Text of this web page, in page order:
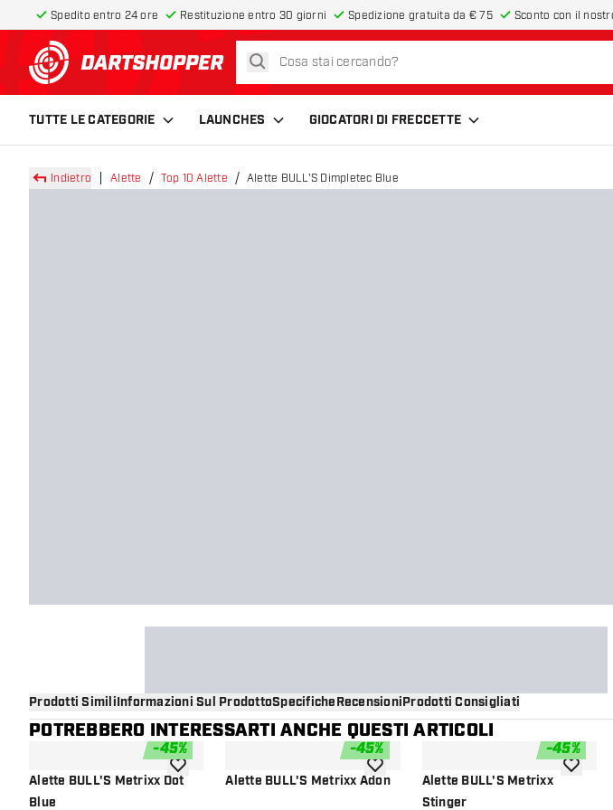
Spedito entro 24 ore Restituzione entro 30 giorni Spedizione gratuita da € 75 Sconto con il
torna alla home page
cerca
TUTTE LE CATEGORIE LAUNCHES GIOCATORI DI FRECCETTE
Indietro Alette Top 10 Alette Alette BULL'S Dimpletec Blue
Prodotti SimiliInformazioni Sul ProdottoSpecificheRecensioniProdotti Consigliati
POTREBBERO INTERESSARTI ANCHE QUESTI ARTICOLI
-45%
Alette BULL'S Metrixx Dot
Blue
aggiungi alla lista dei desideri
-45%
Alette BULL'S Metrixx Adonaggiungi alla lista dei desideri
-45%
Alette BULL'S Metrixx
Stinger